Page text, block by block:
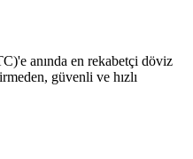
anında en rekabetçi döviz
güvenli ve hızlı